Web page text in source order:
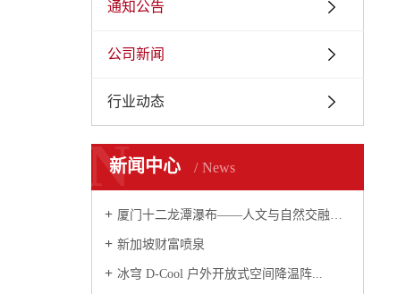
通知公告
公司新闻
行业动态
新闻中心 News
N
厦门十二龙潭瀑布——人文与自然交融的瀑布...
新加坡财富喷泉
冰穹 D-Cool 户外开放式空间降温阵...